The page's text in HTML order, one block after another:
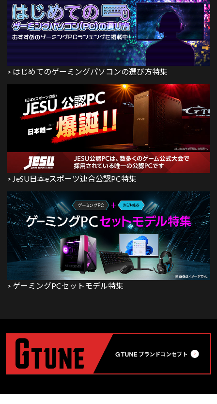
> はじめてのゲーミングパソコンの選び方特集
> JeSU日本eスポーツ連合公認PC特集
> ゲーミングPCセットモデル特集